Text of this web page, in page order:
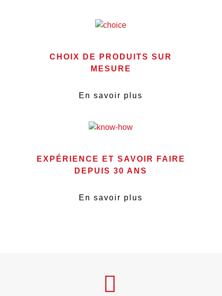
CHOIX DE PRODUITS SUR
MESURE
En savoir plus
EXPÉRIENCE ET SAVOIR FAIRE
DEPUIS 30 ANS
En savoir plus